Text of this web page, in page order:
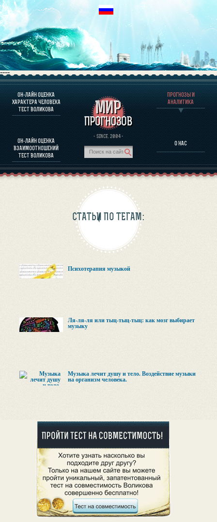
----
ОН-ЛАЙН ОЦЕНКА
ХАРАКТЕРА ЧЕЛОВЕКА
ТЕСТ ВОЛИКОВА
ОН-ЛАЙН ОЦЕНКА
ВЗАИМООТНОШЕНИЙ
ТЕСТ ВОЛИКОВА
· SINCE. 2004 ·
ПРОГНОЗЫ И
АНАЛИТИКА
О НАС
О ПРОГРАММЕ
ОЦЕНКА ХАРАКТЕРA ЧЕЛОВЕКА
ОЦЕНКА ХАРАКТЕРА ВЫДАЮЩИХСЯ ЛИЧНОСТЕЙ
О ПРОГРАММЕ
ПРОГНОЗЫ И АНАЛИТИКА
СТАТЬИ ПО ТЕГАМ:
Психотерапия музыкой
Ля-ля-ля или тыц-тыц-тыц: как мозг выбирает
музыку
Музыка лечит душу и тело. Воздействие музыки
на организм человека.